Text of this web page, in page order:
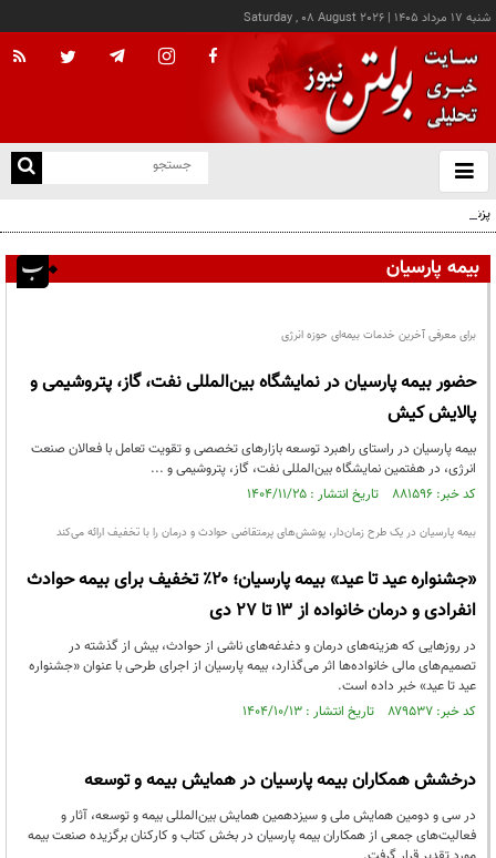
شنبه ۱۷ مرداد ۱۴۰۵ |
Saturday , 08 August 2026
باز
و
پزشکیان: خدمت بی‌منت و مشارکت مردمی، پایه حل مشکلات کشور است
بیمه پارسیان
برای معرفی آخرین خدمات بیمه‌ای حوزه انرژی
حضور بیمه پارسیان در نمایشگاه بین‌المللی نفت، گاز، پتروشیمی و
پالایش کیش
بیمه پارسیان در راستای راهبرد توسعه بازارهای تخصصی و تقویت تعامل با فعالان صنعت
انرژی، در هفتمین نمایشگاه بین‌المللی نفت، گاز، پتروشیمی و ...
کد خبر: ۸۸۱۵۹۶ تاریخ انتشار : ۱۴۰۴/۱۱/۲۵
بیمه پارسیان در یک طرح زمان‌دار، پوشش‌های پرمتقاضی حوادث و درمان را با تخفیف ارائه می‌کند
«جشنواره عید تا عید» بیمه پارسیان؛ ۲۰٪ تخفیف برای بیمه حوادث
انفرادی و درمان خانواده از ۱۳ تا ۲۷ دی
در روزهایی که هزینه‌های درمان و دغدغه‌های ناشی از حوادث، بیش از گذشته در
تصمیم‌های مالی خانواده‌ها اثر می‌گذارد، بیمه پارسیان از اجرای طرحی با عنوان «جشنواره
عید تا عید» خبر داده است.
کد خبر: ۸۷۹۵۳۷ تاریخ انتشار : ۱۴۰۴/۱۰/۱۳
درخشش همکاران بیمه پارسیان در همایش بیمه و توسعه
در سی‌ و دومین همایش ملی و سیزدهمین همایش بین‌المللی بیمه و توسعه، آثار و
فعالیت‌های جمعی از همکاران بیمه پارسیان در بخش کتاب و کارکنان برگزیده صنعت بیمه